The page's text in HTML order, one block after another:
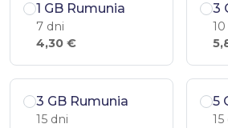
1 GB Rumunia
7 dni
4,30 €
3
3 GB Rumunia
15 dni
5
15